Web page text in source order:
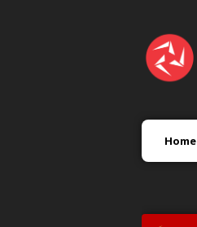
Home